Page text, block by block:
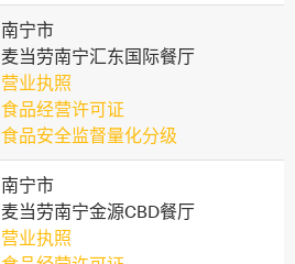
南宁市
麦当劳南宁汇东国际餐厅
营业执照
食品经营许可证
食品安全监督量化分级
南宁市
麦当劳南宁金源CBD餐厅
营业执照